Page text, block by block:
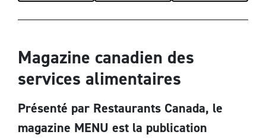
Magazine canadien des
services alimentaires
Présenté par Restaurants Canada, le
magazine MENU est la publication